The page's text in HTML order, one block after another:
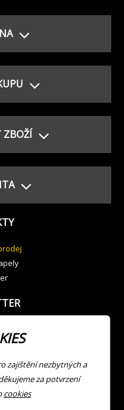
ZBOŽÍ
zajištění nezbytných a
za potvrzení
cookies